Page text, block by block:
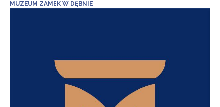
MUZEUM ZAMEK W DĘBNIE